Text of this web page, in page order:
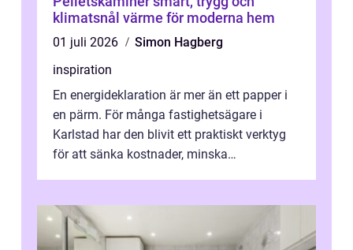
klimatsnål värme för moderna hem
01 juli 2026
Simon Hagberg
inspiration
En energideklaration är mer än ett papper i
en pärm. För många fastighetsägare i
Karlstad har den blivit ett praktiskt verktyg
för att sänka kostnader, minska